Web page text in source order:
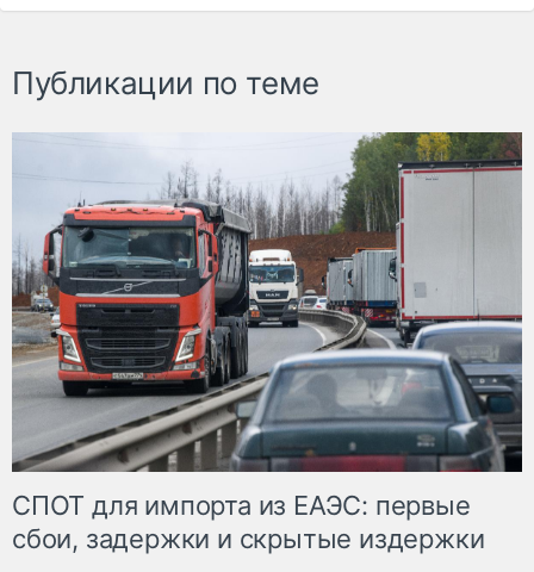
Публикации по теме
СПОТ для импорта из ЕАЭС: первые
сбои, задержки и скрытые издержки